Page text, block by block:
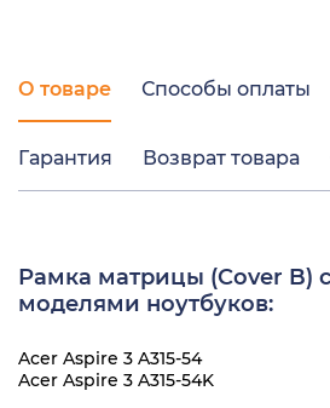
О товаре Способы оплаты
Гарантия Возврат товара
Рамка матрицы (Cover B)
моделями ноутбуков:
Acer Aspire 3 A315-54
Acer Aspire 3 A315-54K